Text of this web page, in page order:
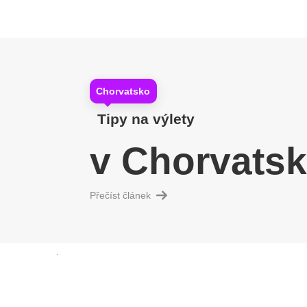
Chorvatsko
Tipy na výlety
v
Přečíst článek